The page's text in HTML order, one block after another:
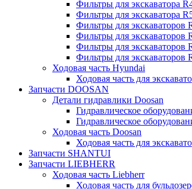
Фильтры для экскаватора
Фильтры для экскаватора
Фильтры для экскаваторов
Фильтры для
Фильтры для экскаваторов
Фильтры для
Ходовая часть Hyundai
Ходовая часть для
Запчасти DOOSAN
Детали гидравлики Doosan
Гидравлическое
Гидравлическое
Ходовая часть Doosan
Ходовая часть для
Запчасти SHANTUI
Запчасти LIEBHERR
Ходовая часть Liebherr
Ходовая часть для